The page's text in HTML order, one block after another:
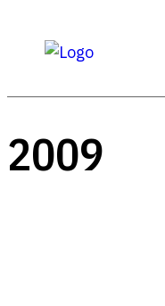
2009